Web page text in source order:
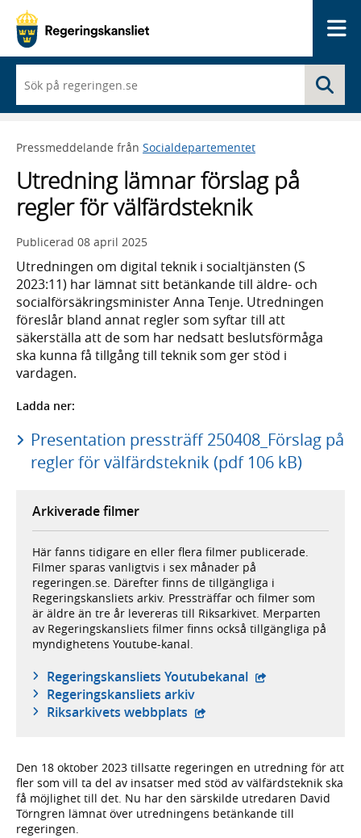
du
börjar
skriva
framträder
lista
med
sökförslag
Pressmeddelande från Socialdepartementet
Utredning lämnar förslag på
regler för välfärdsteknik
Publicerad 08 april 2025
Utredningen om digital teknik i socialtjänsten (S
2023:11) har lämnat sitt betänkande till äldre- och
socialförsäkringsminister Anna Tenje. Utredningen
föreslår bland annat regler som syftar till att
säkerställa att de som har nedsatt beslutsförmåga
ska kunna få tillgång till teknik som ger stöd i
vardagen.
Ladda ner:
Presentation pressträff 250408_Förslag på
regler för välfärdsteknik (pdf 106 kB)
Arkiverade filmer
Här fanns tidigare en eller flera filmer publicerade.
Filmer sparas vanligtvis i sex månader på
regeringen.se. Därefter finns de tillgängliga i
Regeringskansliets arkiv. Pressträffar och filmer som
är äldre än tre år levereras till Riksarkivet. Merparten
av Regeringskansliets filmer finns också tillgängliga på
myndighetens Youtube-kanal.
Regeringskansliets Youtubekanal - extern
Regeringskansliets arkiv
Riksarkivets webbplats - extern webbplats,
Den 18 oktober 2023 tillsatte regeringen en utredning för att
fler som vill ta del av insatser med stöd av välfärdsteknik ska
få möjlighet till det. Nu har den särskilde utredaren David
Törngren lämnat över utredningens betänkande till
regeringen.